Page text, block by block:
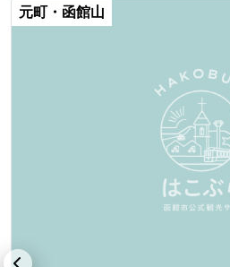
元町・函館山